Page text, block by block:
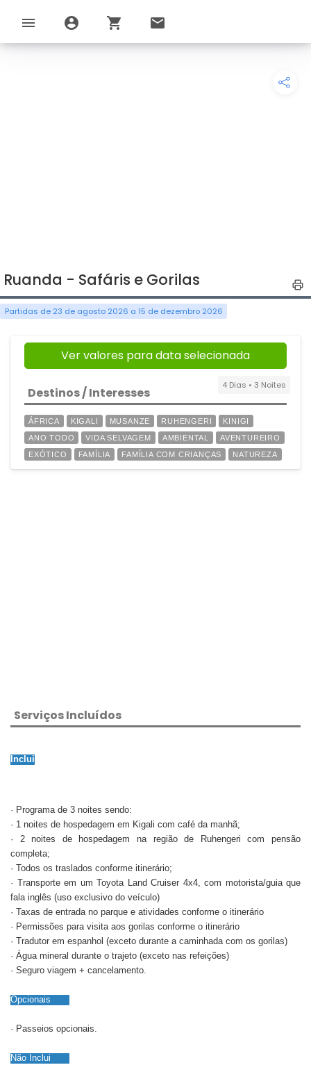
menu account_circle shopping_cart email
Ruanda - Safáris e Gorilas
Partidas de 23 de agosto 2026 a 15 de dezembro 2026
Ver valores para data selecionada
4 Dias • 3 Noites
Destinos / Interesses
ÁFRICA KIGALI MUSANZE RUHENGERI
KINIGI
ANO TODO
VIDA SELVAGEM AMBIENTAL
AVENTUREIRO
EXÓTICO
FAMÍLIA FAMÍLIA COM CRIANÇAS NATUREZA
Serviços Incluídos
Inclui
· Programa de 3 noites sendo:
· 1 noites de hospedagem em Kigali com café da manhã;
· 2 noites de hospedagem na região de Ruhengeri com pensão
completa;
· Todos os traslados conforme itinerário;
· Transporte em um Toyota Land Cruiser 4x4, com motorista/guia que
fala inglês (uso exclusivo do veículo)
· Taxas de entrada no parque e atividades conforme o itinerário
· Permissões para visita aos gorilas conforme o itinerário
· Tradutor em espanhol (exceto durante a caminhada com os gorilas)
· Água mineral durante o trajeto (exceto nas refeições)
· Seguro viagem + cancelamento.
Opcionais
· Passeios opcionais.
Não Inclui